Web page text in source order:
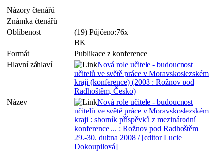
Názory čtenářů
Známka čtenářů
Oblíbenost
(19) Půjčeno:76x
BK
Formát
Publikace z konference
Hlavní záhlaví
Nová role učitele - budoucnost
učitelů ve světě práce v Moravskoslezském
kraji (konference) (2008 : Rožnov pod
Radhoštěm, Česko)
Název
Nová role učitele - budoucnost
učitelů ve světě práce v Moravskoslezském
kraji : sborník příspěvků z mezinárodní
konference ... : Rožnov pod Radhoštěm
29.-30. dubna 2008 / [editor Lucie
Dokoupilová]